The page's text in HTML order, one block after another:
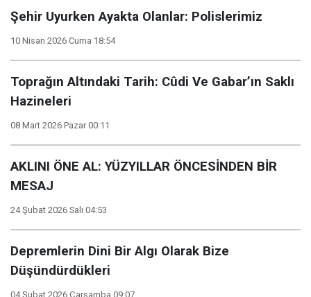
Şehir Uyurken Ayakta Olanlar: Polislerimiz
10 Nisan 2026 Cuma 18:54
Toprağın Altındaki Tarih: Cûdi Ve Gabar’ın Saklı
Hazineleri
08 Mart 2026 Pazar 00:11
AKLINI ÖNE AL: YÜZYILLAR ÖNCESİNDEN BİR
MESAJ
24 Şubat 2026 Salı 04:53
Depremlerin Dini Bir Algı Olarak Bize
Düşündürdükleri
04 Şubat 2026 Çarşamba 09:07